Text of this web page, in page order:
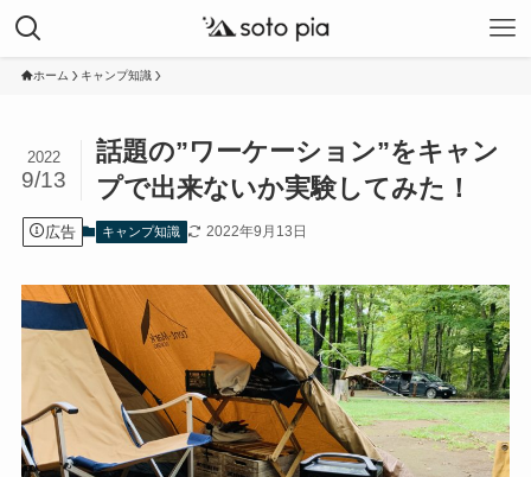
ホーム キャンプ知識
話題の”ワーケーション”をキャン
プで出来ないか実験してみた！
2022
9/13
広告 キャンプ知識 2022年9月13日